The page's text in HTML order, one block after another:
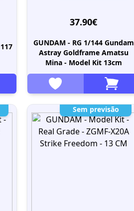
37.90€
GUNDAM - RG 1/144 Gundam
Astray Goldframe Amatsu
Mina - Model Kit 13cm
Sem previsão